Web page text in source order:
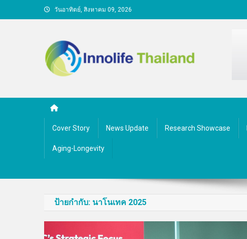
to
วันอาทิตย์, สิงหาคม 09, 2026
Cover Story News Update Research Showcase
Aging-Longevity
ป้ายกำกับ: นาโนเทค 2025